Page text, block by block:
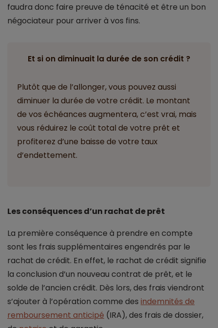
faudra donc faire preuve de ténacité et être un bon
négociateur pour arriver à vos fins.
Et si on diminuait la durée de son crédit ?
Plutôt que de l’allonger, vous pouvez aussi
diminuer la durée de votre crédit. Le montant
de vos échéances augmentera, c’est vrai, mais
vous réduirez le coût total de votre prêt et
profiterez d’une baisse de votre taux
d’endettement.
Les conséquences d’un rachat de prêt
La première conséquence à prendre en compte
sont les frais supplémentaires engendrés par le
rachat de crédit. En effet, le rachat de crédit signifie
la conclusion d’un nouveau contrat de prêt, et le
solde de l’ancien crédit. Dès lors, des frais viendront
s’ajouter à l’opération comme des indemnités de
remboursement anticipé (IRA), des frais de dossier,